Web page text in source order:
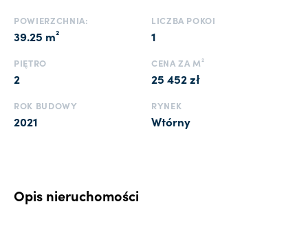
POWIERZCHNIA:
39.25 m²
LICZBA POKOI
1
PIĘTRO
2
CENA ZA M²
25 452 zł
ROK BUDOWY
2021
RYNEK
Wtórny
Opis nieruchomości